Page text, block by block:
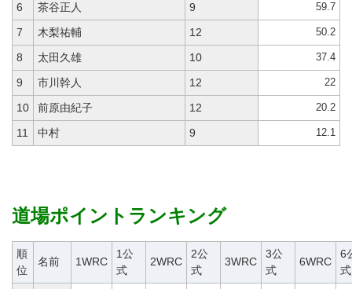
6 茶谷正人 9 59.7
7 木梨祐輔 12 50.2
8 太田久雄 10 37.4
9 市川幹人 12 22
10 前原由紀子 12 20.2
11 中村 9 12.1
道場ポイントランキング
順
位
名前 1WRC
1公
式
2WRC
2公
式
3WRC
3公
式
6WRC
6
式